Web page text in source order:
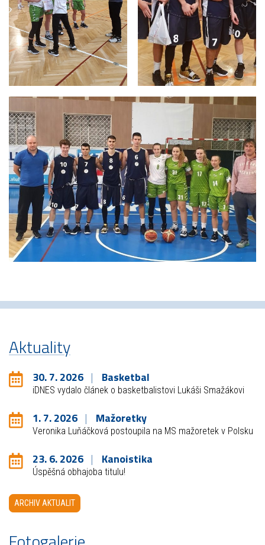
Aktuality
30. 7. 2026 Basketbal
iDNES vydalo článek o basketbalistovi Lukáši Smažákovi
1. 7. 2026 Mažoretky
Veronika Luňáčková postoupila na MS mažoretek v Polsku
23. 6. 2026 Kanoistika
Úspěšná obhajoba titulu!
ARCHIV AKTUALIT